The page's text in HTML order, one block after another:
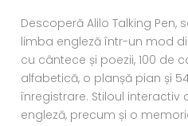
Descoperă Alilo Talking
limba engleză într-un mod
cu cântece și poezii, 100 de
alfabetică, o planșă pian și
înregistrare. Stiloul interactiv
engleză, precum și o